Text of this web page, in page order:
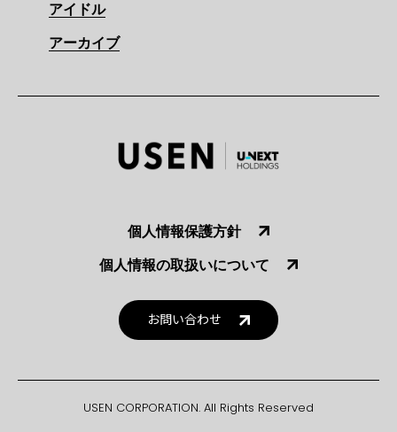
アイドル
アーカイブ
個人情報保護方針
個人情報の取扱いについて
お問い合わせ
USEN CORPORATION. All Rights Reserved